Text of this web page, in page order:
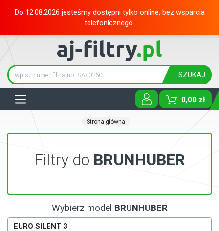
Do 12.08.2026 jesteśmy dostępni tylko online, bez wsparcia
telefonicznego.
SZUKAJ
0,00 zł
Strona główna
Filtry do BRUNHUBER
Wybierz model BRUNHUBER
EURO SILENT 3